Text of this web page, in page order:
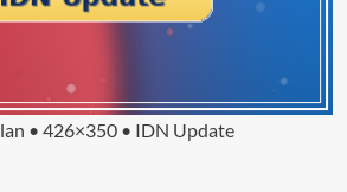
• 426×350 • IDN Update